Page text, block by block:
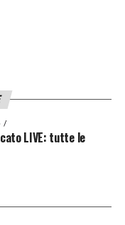
LIVE: tutte le